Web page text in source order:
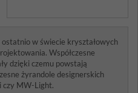
ostatnio w świecie kryształowych
Współczesne
dzięki czemu powstają
żyrandole designerskich
czy MW-Light.